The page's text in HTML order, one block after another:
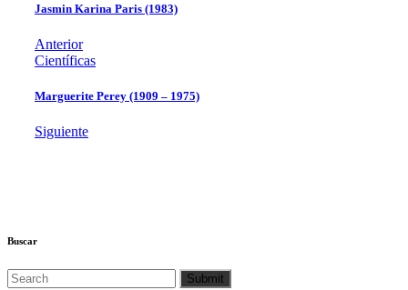
Jasmin Karina Paris (1983)
Anterior
Científicas
Marguerite Perey (1909 – 1975)
Siguiente
Buscar